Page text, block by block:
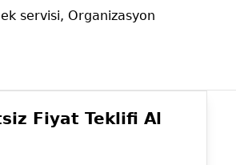
servisi, Organizasyon
Fiyat Teklifi Al